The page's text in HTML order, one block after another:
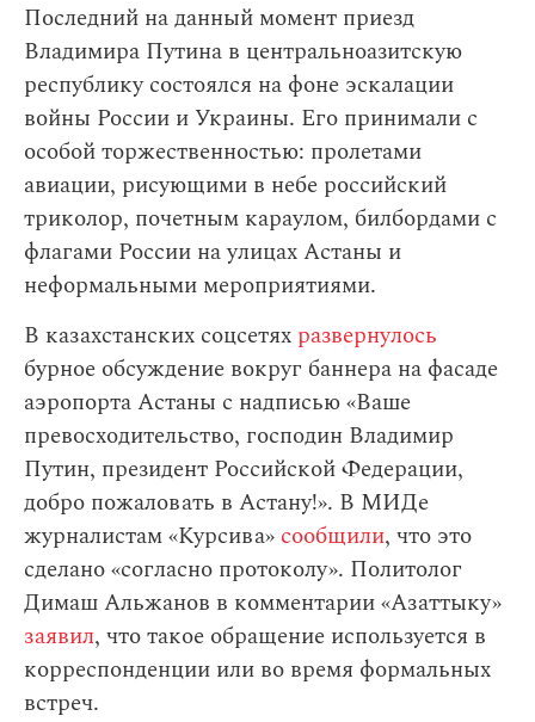
Последний на данный момент приезд
Владимира Путина в центральноазитскую
республику состоялся на фоне эскалации
войны России и Украины. Его принимали с
особой торжественностью: пролетами
авиации, рисующими в небе российский
триколор, почетным караулом, билбордами с
флагами России на улицах Астаны и
неформальными мероприятиями.
В казахстанских соцсетях развернулось
бурное обсуждение вокруг баннера на фасаде
аэропорта Астаны с надписью «Ваше
превосходительство, господин Владимир
Путин, президент Российской Федерации,
добро пожаловать в Астану!». В МИДе
журналистам «Курсива» сообщили, что это
сделано «согласно протоколу». Политолог
Димаш Альжанов в комментарии «Азаттыку»
заявил, что такое обращение используется в
корреспонденции или во время формальных
встреч.